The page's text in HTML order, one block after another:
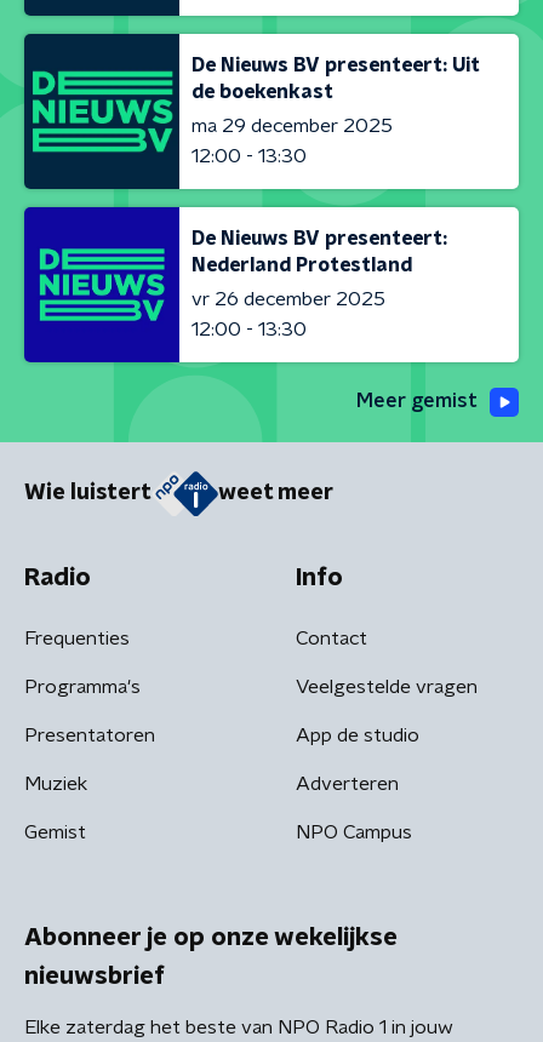
De Nieuws BV presenteert: Uit
de boekenkast
ma 29 december 2025
12:00 - 13:30
De Nieuws BV presenteert:
Nederland Protestland
vr 26 december 2025
12:00 - 13:30
Meer gemist
Wie luistert weet meer
Radio
Frequenties
Programma's
Presentatoren
Muziek
Gemist
Info
Contact
Veelgestelde vragen
App de studio
Adverteren
NPO Campus
Abonneer je op onze wekelijkse
nieuwsbrief
Elke zaterdag het beste van NPO Radio 1 in jouw